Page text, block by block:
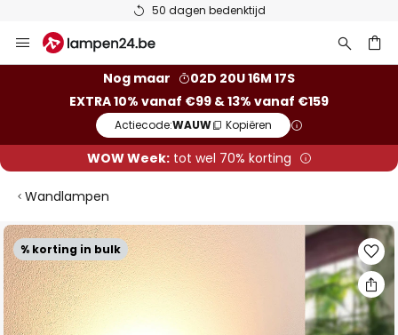
50 dagen bedenktijd
naar
Nog maar
02D 20U 16M 17S
EXTRA 10% vanaf €99 & 13% vanaf €159
Actiecode:WAUW Kopiëren
WOW Week:tot wel 70% korting
Wandlampen
% korting in bulk
Ga
naar
het
einde
van